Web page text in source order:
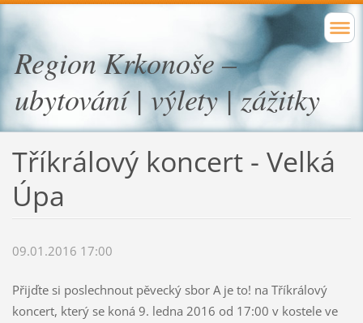
Region Krkonoše –
ubytování | výlety | zážitky
Tříkrálový koncert - Velká
Úpa
09.01.2016 17:00
Přijďte si poslechnout pěvecký sbor A je to! na Tříkrálový
koncert, který se koná 9. ledna 2016 od 17:00 v kostele ve